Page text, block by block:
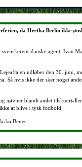
da Hertha Berlin ikke
danske agent, Ivan
udløber den 30. juni,
Så hvis ikke der sker noget
nøvner blandt andet
at blive i tysk fodbold.
Benes.